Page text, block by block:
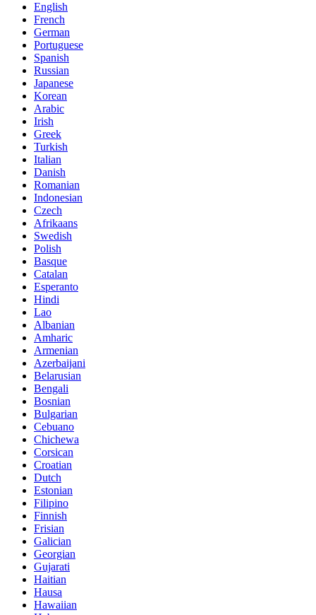
English
French
German
Portuguese
Spanish
Russian
Japanese
Korean
Arabic
Irish
Greek
Turkish
Italian
Danish
Romanian
Indonesian
Czech
Afrikaans
Swedish
Polish
Basque
Catalan
Esperanto
Hindi
Lao
Albanian
Amharic
Armenian
Azerbaijani
Belarusian
Bengali
Bosnian
Bulgarian
Cebuano
Chichewa
Corsican
Croatian
Dutch
Estonian
Filipino
Finnish
Frisian
Galician
Georgian
Gujarati
Haitian
Hausa
Hawaiian